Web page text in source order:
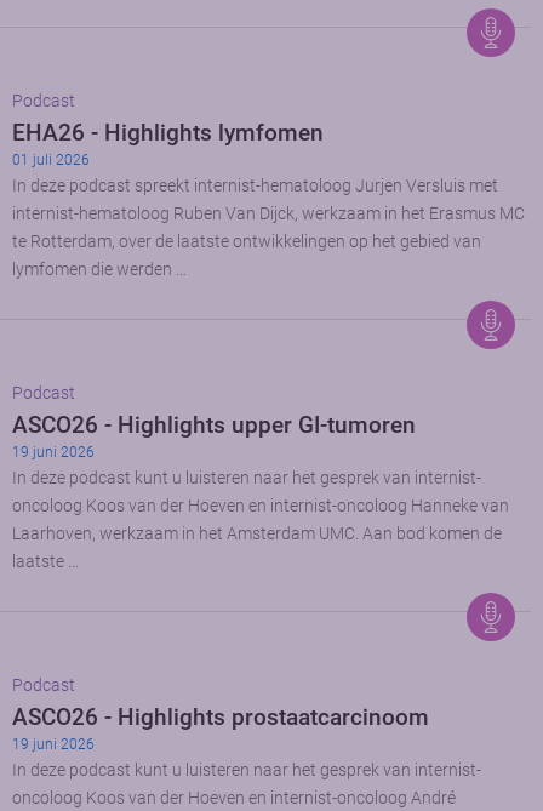
Podcast
EHA26 - Highlights lymfomen
01 juli 2026
In deze podcast spreekt internist-hematoloog Jurjen Versluis met
internist-hematoloog Ruben Van Dijck, werkzaam in het Erasmus MC
te Rotterdam, over de laatste ontwikkelingen op het gebied van
lymfomen die werden …
Podcast
ASCO26 - Highlights upper GI-tumoren
19 juni 2026
In deze podcast kunt u luisteren naar het gesprek van internist-
oncoloog Koos van der Hoeven en internist-oncoloog Hanneke van
Laarhoven, werkzaam in het Amsterdam UMC. Aan bod komen de
laatste …
Podcast
ASCO26 - Highlights prostaatcarcinoom
19 juni 2026
In deze podcast kunt u luisteren naar het gesprek van internist-
oncoloog Koos van der Hoeven en internist-oncoloog André